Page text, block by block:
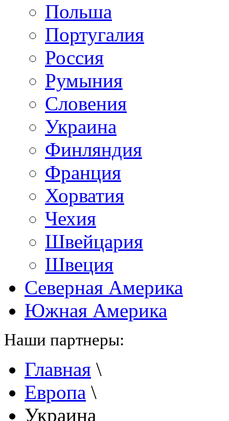
Польша
Португалия
Россия
Румыния
Словения
Украина
Финляндия
Франция
Хорватия
Чехия
Швейцария
Швеция
Северная Америка
Южная Америка
Наши партнеры:
Главная \
Европа \
Украина